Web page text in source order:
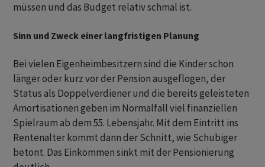
müssen und das Budget relativ schmal ist.
Sinn und Zweck einer langfristigen Planung
Bei vielen Eigenheimbesitzern sind die Kinder schon
länger oder kurz vor der Pension ausgeflogen, der
Status als Doppelverdiener und die bereits geleisteten
Amortisationen geben im Normalfall viel finanziellen
Spielraum ab dem 55. Lebensjahr. Mit dem Eintritt ins
Rentenalter kommt dann der Schnitt, wie Schubiger
betont. Das Einkommen sinkt mit der Pensionierung